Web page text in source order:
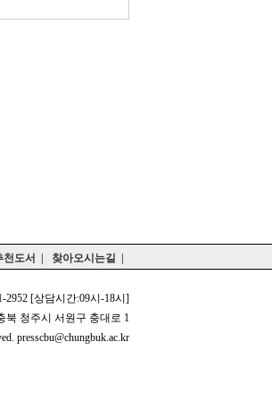
천도서 찾아오시는길
[상담시간:09시-18시]
북 청주시 서원구 충대로 1
presscbu@chungbuk.ac.kr